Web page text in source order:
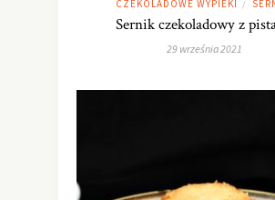
CZEKOLADOWE WYPIEKI /
Sernik czekoladowy z
29 września 2021